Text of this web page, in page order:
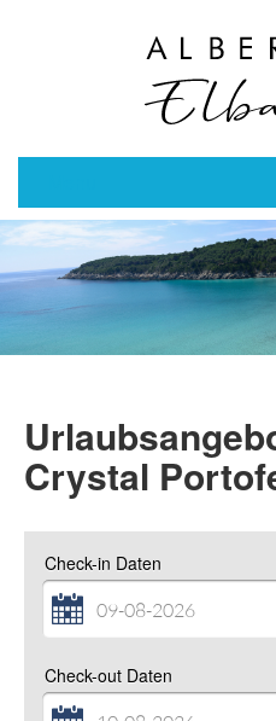
Crystal
Check-in Daten
Check-out Daten